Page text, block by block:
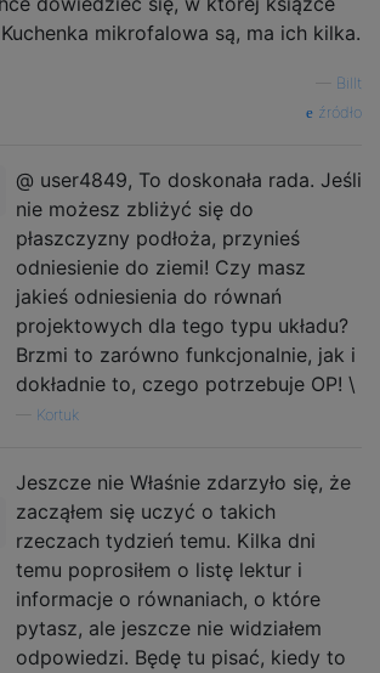
mikrofalowa są, ma ich kilka.
Billt
źródło
@ user4849, To doskonała rada. Jeśli
nie możesz zbliżyć się do
płaszczyzny podłoża, przynieś
odniesienie do ziemi! Czy masz
jakieś odniesienia do równań
projektowych dla tego typu układu?
Brzmi to zarówno funkcjonalnie, jak i
dokładnie to, czego potrzebuje OP! \
Kortuk
Jeszcze nie Właśnie zdarzyło się, że
zacząłem się uczyć o takich
rzeczach tydzień temu. Kilka dni
temu poprosiłem o listę lektur i
informacje o równaniach, o które
pytasz, ale jeszcze nie widziałem
odpowiedzi. Będę tu pisać, kiedy to